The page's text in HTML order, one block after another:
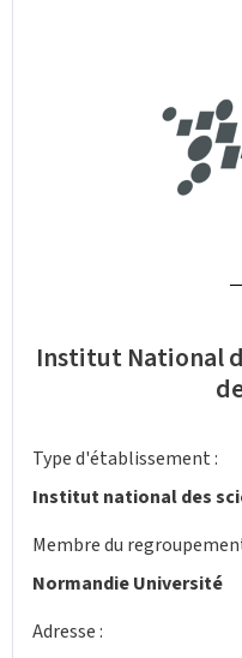
Institut National
Type d'établissement :
Institut national des
Membre du
Normandie Université
Adresse :